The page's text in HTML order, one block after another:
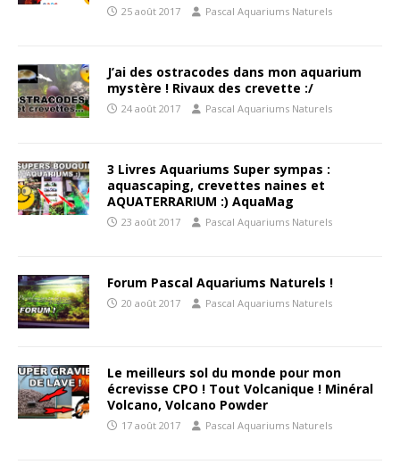
25 août 2017 Pascal Aquariums Naturels
J’ai des ostracodes dans mon aquarium
mystère ! Rivaux des crevette :/
24 août 2017 Pascal Aquariums Naturels
3 Livres Aquariums Super sympas :
aquascaping, crevettes naines et
AQUATERRARIUM :) AquaMag
23 août 2017 Pascal Aquariums Naturels
Forum Pascal Aquariums Naturels !
20 août 2017 Pascal Aquariums Naturels
Le meilleurs sol du monde pour mon
écrevisse CPO ! Tout Volcanique ! Minéral
Volcano, Volcano Powder
17 août 2017 Pascal Aquariums Naturels